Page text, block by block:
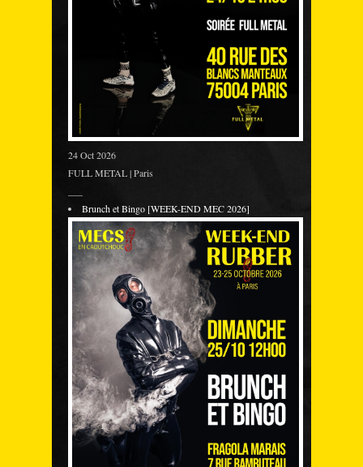
24 Oct 2026
FULL METAL | Paris
Brunch et Bingo [WEEK-END MEC 2026]